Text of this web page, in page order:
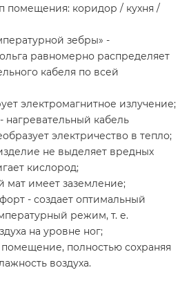
помещения: коридор / кухня /
зебры» -
равномерно распределяет
кабеля по всей
электромагнитное излучение;
нагревательный кабель
электричество в тепло;
не выделяет вредных
кислород;
мат имеет заземление;
- создает оптимальный
режим, т. е.
на уровне ног;
полностью сохраняя
воздуха.